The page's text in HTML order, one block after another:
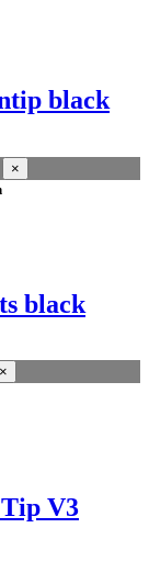
black
×
black
×
V3